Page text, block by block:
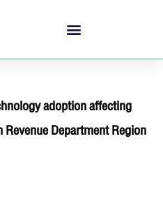
adoption affecting
Department Region